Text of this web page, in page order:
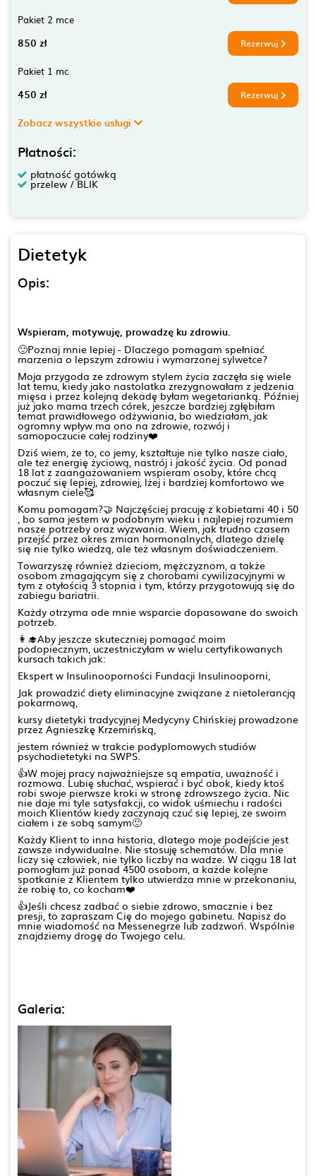
Pakiet 2 mce
850 zł Rezerwuj
Pakiet 1 mc
450 zł Rezerwuj
Zobacz wszystkie usługi
Płatności:
płatność gotówką
przelew / BLIK
Dietetyk
Opis:
Wspieram, motywuję, prowadzę ku zdrowiu.
🙂Poznaj mnie lepiej - Dlaczego pomagam spełniać
marzenia o lepszym zdrowiu i wymarzonej sylwetce?
Moja przygoda ze zdrowym stylem życia zaczęła się wiele
lat temu, kiedy jako nastolatka zrezygnowałam z jedzenia
mięsa i przez kolejną dekadę byłam wegetarianką. Później
już jako mama trzech córek, jeszcze bardziej zgłębiłam
temat prawidłowego odżywiania, bo wiedziałam, jak
ogromny wpływ ma ono na zdrowie, rozwój i
samopoczucie całej rodziny❤️
Dziś wiem, że to, co jemy, kształtuje nie tylko nasze ciało,
ale też energię życiową, nastrój i jakość życia. Od ponad
18 lat z zaangażowaniem wspieram osoby, które chcą
poczuć się lepiej, zdrowiej, lżej i bardziej komfortowo we
własnym ciele🥰
Komu pomagam?🤝 Najczęściej pracuję z kobietami 40 i 50
, bo sama jestem w podobnym wieku i najlepiej rozumiem
nasze potrzeby oraz wyzwania. Wiem, jak trudno czasem
przejść przez okres zmian hormonalnych, dlatego dzielę
się nie tylko wiedzą, ale też własnym doświadczeniem.
Towarzyszę również dzieciom, mężczyznom, a także
osobom zmagającym się z chorobami cywilizacyjnymi w
tym z otyłością 3 stopnia i tym, którzy przygotowują się do
zabiegu bariatrii.
Każdy otrzyma ode mnie wsparcie dopasowane do swoich
potrzeb.
👩‍🎓Aby jeszcze skuteczniej pomagać moim
podopiecznym, uczestniczyłam w wielu certyfikowanych
kursach takich jak:
Ekspert w Insulinooporności Fundacji Insulinooporni,
Jak prowadzić diety eliminacyjne związane z nietolerancją
pokarmową,
kursy dietetyki tradycyjnej Medycyny Chińskiej prowadzone
przez Agnieszkę Krzemińską,
jestem również w trakcie podyplomowych studiów
psychodietetyki na SWPS.
👍W mojej pracy najważniejsze są empatia, uważność i
rozmowa. Lubię słuchać, wspierać i być obok, kiedy ktoś
robi swoje pierwsze kroki w stronę zdrowszego życia. Nic
nie daje mi tyle satysfakcji, co widok uśmiechu i radości
moich Klientów kiedy zaczynają czuć się lepiej, ze swoim
ciałem i ze sobą samym🙂
Każdy Klient to inna historia, dlatego moje podejście jest
zawsze indywidualne. Nie stosuję schematów. Dla mnie
liczy się człowiek, nie tylko liczby na wadze. W ciągu 18 lat
pomogłam już ponad 4500 osobom, a każde kolejne
spotkanie z Klientem tylko utwierdza mnie w przekonaniu,
że robię to, co kocham❤️
👍Jeśli chcesz zadbać o siebie zdrowo, smacznie i bez
presji, to zapraszam Cię do mojego gabinetu. Napisz do
mnie wiadomość na Messenegrze lub zadzwoń. Wspólnie
znajdziemy drogę do Twojego celu.
Galeria: